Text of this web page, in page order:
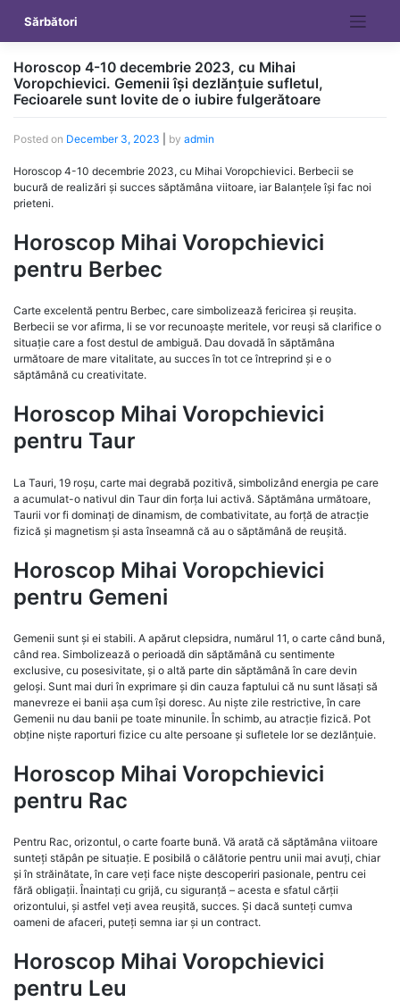
content
Sărbători
Horoscop 4-10 decembrie 2023, cu Mihai
Voropchievici. Gemenii își dezlănțuie sufletul,
Fecioarele sunt lovite de o iubire fulgerătoare
Posted on December 3, 2023 by admin
Horoscop 4-10 decembrie 2023, cu Mihai Voropchievici. Berbecii se
bucură de realizări și succes săptămâna viitoare, iar Balanțele își fac noi
prieteni.
Horoscop Mihai Voropchievici
pentru Berbec
Carte excelentă pentru Berbec, care simbolizează fericirea și reușita.
Berbecii se vor afirma, li se vor recunoaște meritele, vor reuși să clarifice o
situație care a fost destul de ambiguă. Dau dovadă în săptămâna
următoare de mare vitalitate, au succes în tot ce întreprind și e o
săptămână cu creativitate.
Horoscop Mihai Voropchievici
pentru Taur
La Tauri, 19 roșu, carte mai degrabă pozitivă, simbolizând energia pe care
a acumulat-o nativul din Taur din forța lui activă. Săptămâna următoare,
Taurii vor fi dominați de dinamism, de combativitate, au forță de atracție
fizică și magnetism și asta înseamnă că au o săptămână de reușită.
Horoscop Mihai Voropchievici
pentru Gemeni
Gemenii sunt și ei stabili. A apărut clepsidra, numărul 11, o carte când bună,
când rea. Simbolizează o perioadă din săptămână cu sentimente
exclusive, cu posesivitate, și o altă parte din săptămână în care devin
geloși. Sunt mai duri în exprimare și din cauza faptului că nu sunt lăsați să
manevreze ei banii așa cum își doresc. Au niște zile restrictive, în care
Gemenii nu dau banii pe toate minunile. În schimb, au atracție fizică. Pot
obține niște raporturi fizice cu alte persoane și sufletele lor se dezlănțuie.
Horoscop Mihai Voropchievici
pentru Rac
Pentru Rac, orizontul, o carte foarte bună. Vă arată că săptămâna viitoare
sunteți stăpân pe situație. E posibilă o călătorie pentru unii mai avuți, chiar
și în străinătate, în care veți face niște descoperiri pasionale, pentru cei
fără obligații. Înaintați cu grijă, cu siguranță – acesta e sfatul cărții
orizontului, și astfel veți avea reușită, succes. Și dacă sunteți cumva
oameni de afaceri, puteți semna iar și un contract.
Horoscop Mihai Voropchievici
pentru Leu